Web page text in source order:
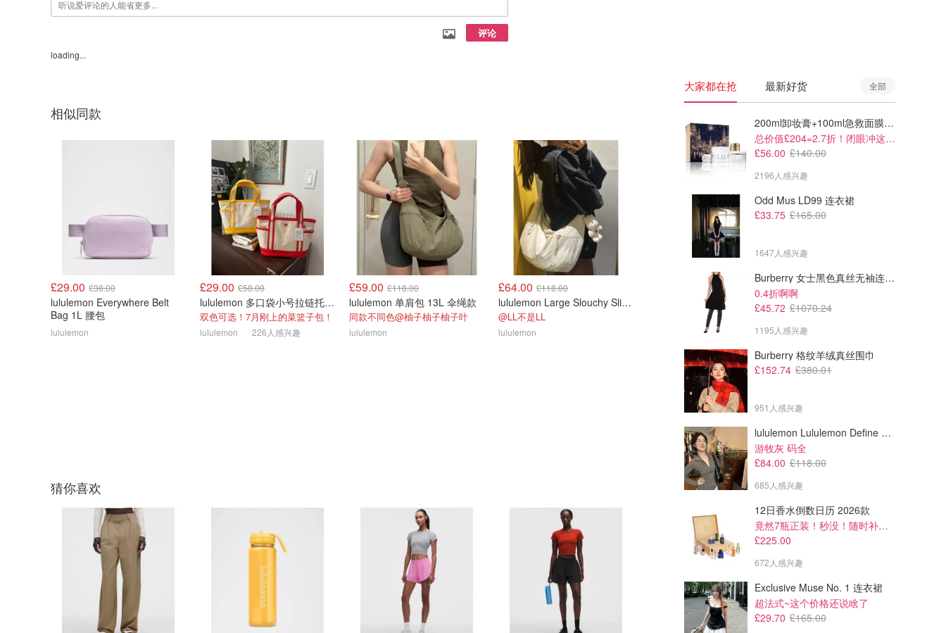
评论
loading...
相似同款
£29.00 £38.00
lululemon Everywhere Belt
Bag 1L 腰包
lululemon
£29.00 £58.00
lululemon 多口袋小号拉链托特包 5L
双色可选！7月刚上的菜篮子包！
lululemon 226人感兴趣
£59.00 £118.00
lululemon 单肩包 13L 伞绳款
同款不同色@柚子柚子柚子叶
lululemon
£64.00 £118.00
lululemon Large Slouchy Sling Bag 13L
@LL不是LL
lululemon
£88.00
lululemon 大号休闲斜挎包 13L
£52.20
百搭黑色
lululemon
猜你喜欢
大家都在抢 最新好货 全部
200ml卸妆膏+100ml急救面膜+面霜+洁颜布
总价值£204=2.7折！闭眼冲这套！
£56.00 £140.00
2196人感兴趣
Odd Mus LD99 连衣裙
£33.75 £165.00
1647人感兴趣
Burberry 女士黑色真丝无袖连衣裙
0.4折啊啊
£45.72 £1070.24
1195人感兴趣
Burberry 格纹羊绒真丝围巾
£152.74 £380.01
951人感兴趣
lululemon Lululemon Define Cropped Nulu 短夹克
游牧灰 码全
£84.00 £118.00
685人感兴趣
12日香水倒数日历 2026款
竟然7瓶正装！秒没！随时补货蹲！！！
£225.00
672人感兴趣
Exclusive Muse No. 1 连衣裙
超法式~这个价格还说啥了
£29.70 £165.00